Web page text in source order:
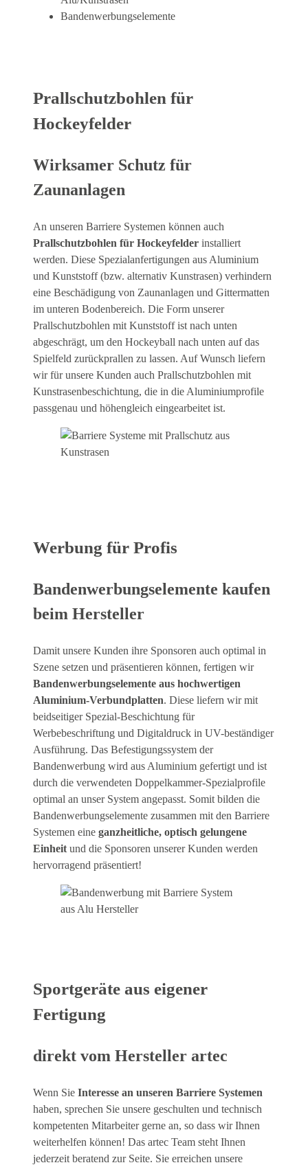
Bandenwerbungselemente
Prallschutzbohlen für
Hockeyfelder
Wirksamer Schutz für
Zaunanlagen
An unseren Barriere Systemen können auch
Prallschutzbohlen für Hockeyfelder installiert
werden. Diese Spezialanfertigungen aus Aluminium
und Kunststoff (bzw. alternativ Kunstrasen) verhindern
eine Beschädigung von Zaunanlagen und Gittermatten
im unteren Bodenbereich. Die Form unserer
Prallschutzbohlen mit Kunststoff ist nach unten
abgeschrägt, um den Hockeyball nach unten auf das
Spielfeld zurückprallen zu lassen. Auf Wunsch liefern
wir für unsere Kunden auch Prallschutzbohlen mit
Kunstrasenbeschichtung, die in die Aluminiumprofile
passgenau und höhengleich eingearbeitet ist.
Werbung für Profis
Bandenwerbungselemente kaufen
beim Hersteller
Damit unsere Kunden ihre Sponsoren auch optimal in
Szene setzen und präsentieren können, fertigen wir
Bandenwerbungselemente aus hochwertigen
Aluminium-Verbundplatten. Diese liefern wir mit
beidseitiger Spezial-Beschichtung für
Werbebeschriftung und Digitaldruck in UV-beständiger
Ausführung. Das Befestigungssystem der
Bandenwerbung wird aus Aluminium gefertigt und ist
durch die verwendeten Doppelkammer-Spezialprofile
optimal an unser System angepasst. Somit bilden die
Bandenwerbungselemente zusammen mit den Barriere
Systemen eine ganzheitliche, optisch gelungene
Einheit und die Sponsoren unserer Kunden werden
hervorragend präsentiert!
Sportgeräte aus eigener
Fertigung
direkt vom Hersteller artec
Wenn Sie Interesse an unseren Barriere Systemen
haben, sprechen Sie unsere geschulten und technisch
kompetenten Mitarbeiter gerne an, so dass wir Ihnen
weiterhelfen können! Das artec Team steht Ihnen
jederzeit beratend zur Seite. Sie erreichen unsere